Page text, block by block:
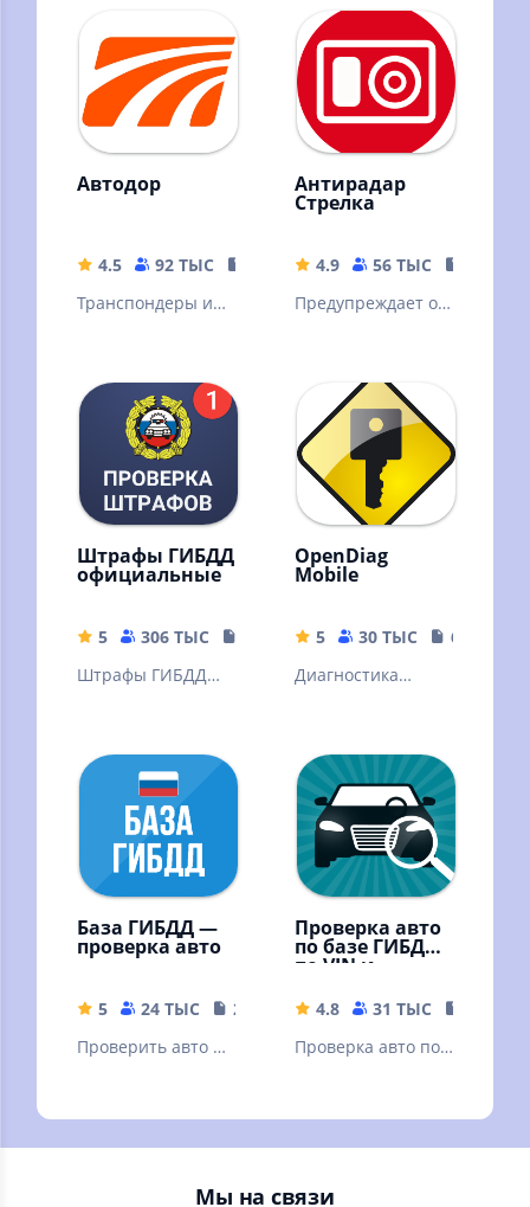
Автодор
4.5 92 ТЫС
55.05 MB
Транспондеры и
приложении
"Автодор"
Антирадар
Стрелка
4.9 56 ТЫС
Предупреждает о
Штрафы ГИБДД
официальные
5 306 ТЫС
18.78 MB
Штрафы ГИБДД
проверки и
оплаты штрафов
ГИБДД онлайн
OpenDiag
Mobile
5 30 ТЫС
6.46 MB
Диагностика
российского
производства.
База ГИБДД —
проверка авто
5 24 ТЫС
20.84 MB
Проверить авто по
ГИБДД без
рекламы
Проверка авто
по базе ГИБДД
по VIN и
4.8 31 ТЫС
Проверка авто по
базам ГИБДД на
ДТП, штрафы,
Мы на связи